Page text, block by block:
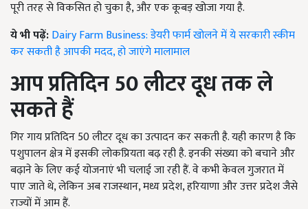
पूरी तरह से विकसित हो चुका है, और एक कूबड़ खोजा गया है.
ये भी पढ़ें:Dairy Farm Business: डेयरी फार्म खोलने में ये सरकारी स्कीम
कर सकती है आपकी मदद, हो जाएंगे मालामाल
आप प्रतिदिन50लीटर दूध तक ले
सकते हैं
गिर गाय प्रतिदिन 50 लीटर दूध का उत्पादन कर सकती है. यही कारण है कि
पशुपालन क्षेत्र में इसकी लोकप्रियता बढ़ रही है. इनकी संख्या को बचाने और
बढ़ाने के लिए कई योजनाएं भी चलाई जा रही हैं. वे कभी केवल गुजरात में
पाए जाते थे, लेकिन अब राजस्थान, मध्य प्रदेश, हरियाणा और उत्तर प्रदेश जैसे
राज्यों में आम हैं.